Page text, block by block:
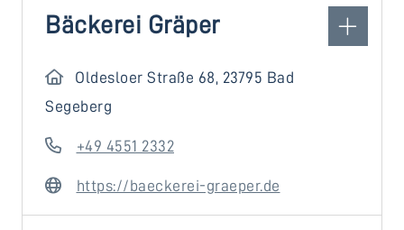
Bäckerei Gräper
Oldesloer Straße 68, 23795 Bad
Segeberg
+49 4551 2332
https://baeckerei-graeper.de